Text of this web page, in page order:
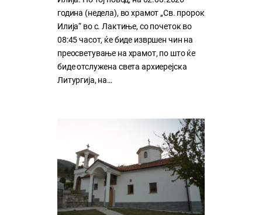
година (недела), во храмот „Св. пророк
Илија“ во с. Лактиње, со почеток во
08:45 часот, ќе биде извршен чин на
преосветување на храмот, по што ќе
биде отслужена света архиерејска
Литургија, на…